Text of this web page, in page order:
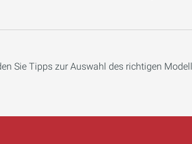
Sie Tipps zur Auswahl des richtigen